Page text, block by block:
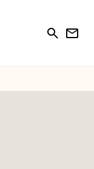
search newsletter